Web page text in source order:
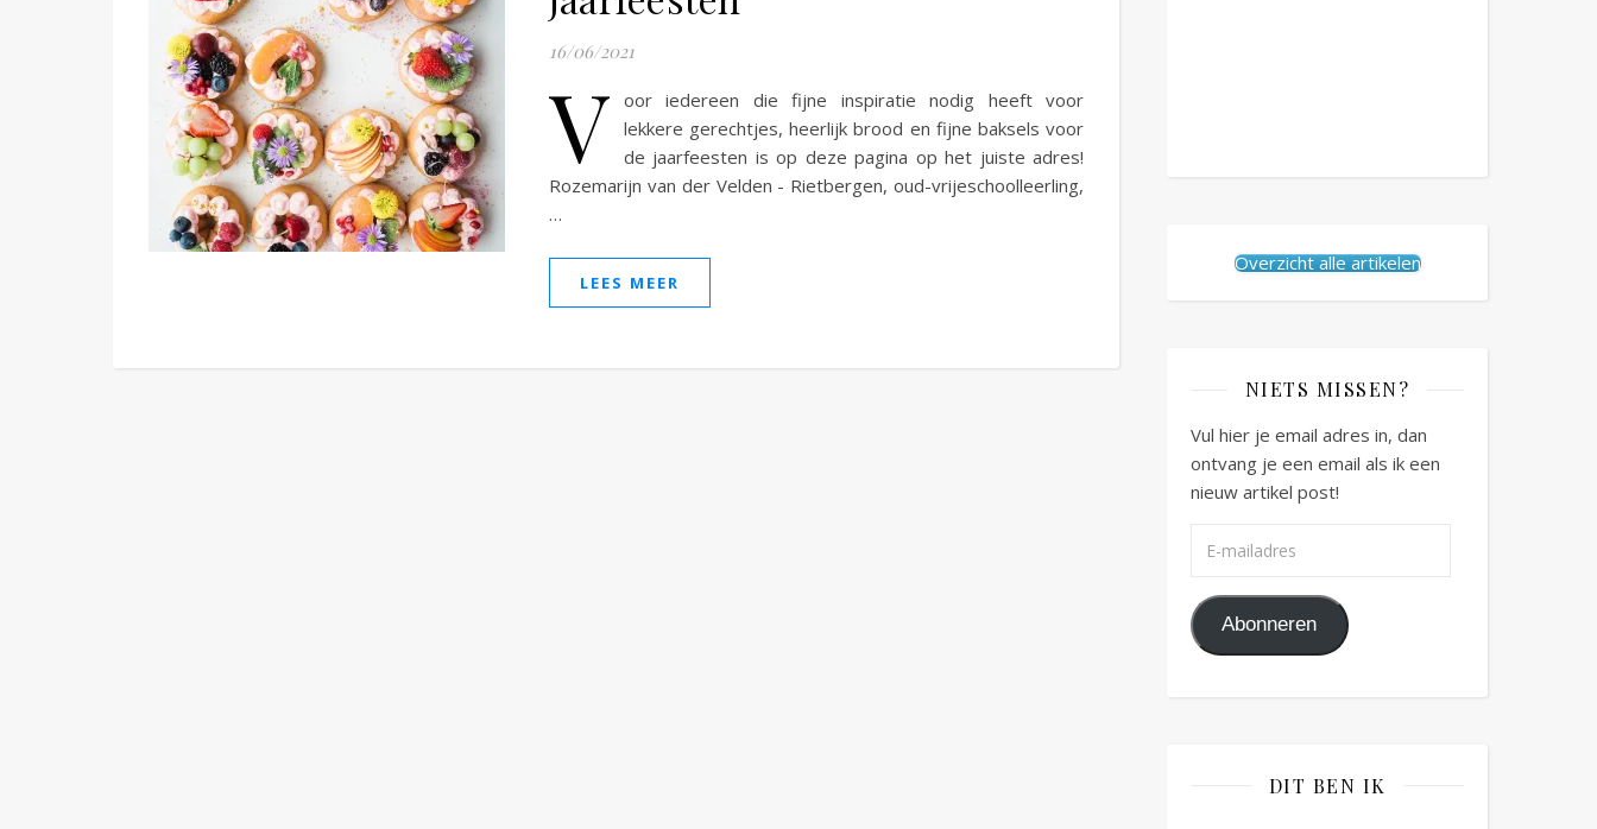
16/06/2021
V oor iedereen die fijne inspiratie nodig heeft voor
lekkere gerechtjes, heerlijk brood en fijne baksels voor
de jaarfeesten is op deze pagina op het juiste adres!
Rozemarijn van der Velden - Rietbergen, oud-vrijeschoolleerling,
…
LEES MEER
Overzicht alle artikelen
NIETS MISSEN?
Vul hier je email adres in, dan
ontvang je een email als ik een
nieuw artikel post!
Abonneren
DIT BEN IK